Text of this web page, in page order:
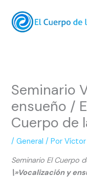
contenido
Seminario
ensueño /
Cuerpo de
/General / PorVíctor
Seminario El Cuerpo
\»Vocalización y